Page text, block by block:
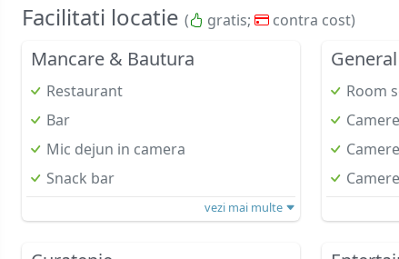
Facilitati locatie ( gratis; contra cost)
Mancare & Bautura
Restaurant
Bar
Mic dejun in camera
Snack bar
vezi mai multe
General
Room